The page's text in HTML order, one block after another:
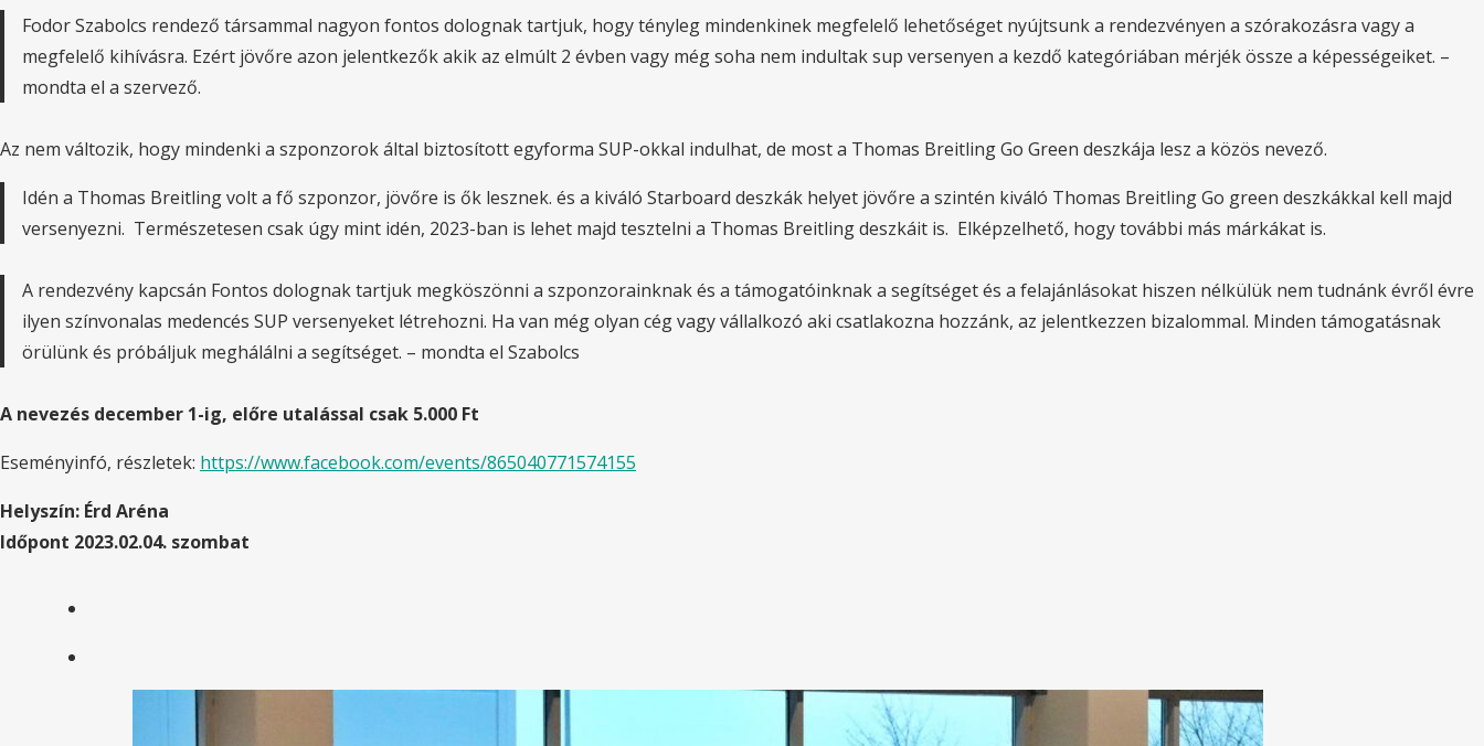
Fodor Szabolcs rendező társammal nagyon fontos dolognak tartjuk, hogy tényleg mindenkinek megfelelő lehetőséget nyújtsunk a rendezvényen a szórakozásra vagy a
megfelelő kihívásra. Ezért jövőre azon jelentkezők akik az elmúlt 2 évben vagy még soha nem indultak sup versenyen a kezdő kategóriában mérjék össze a képességeiket. –
mondta el a szervező.
Az nem változik, hogy mindenki a szponzorok által biztosított egyforma SUP-okkal indulhat, de most a Thomas Breitling Go Green deszkája lesz a közös nevező.
Idén a Thomas Breitling volt a fő szponzor, jövőre is ők lesznek. és a kiváló Starboard deszkák helyet jövőre a szintén kiváló Thomas Breitling Go green deszkákkal kell majd
versenyezni. Természetesen csak úgy mint idén, 2023-ban is lehet majd tesztelni a Thomas Breitling deszkáit is. Elképzelhető, hogy további más márkákat is.
A rendezvény kapcsán Fontos dolognak tartjuk megköszönni a szponzorainknak és a támogatóinknak a segítséget és a felajánlásokat hiszen nélkülük nem tudnánk évről évre
ilyen színvonalas medencés SUP versenyeket létrehozni. Ha van még olyan cég vagy vállalkozó aki csatlakozna hozzánk, az jelentkezzen bizalommal. Minden támogatásnak
örülünk és próbáljuk meghálálni a segítséget. – mondta el Szabolcs
A nevezés december 1-ig, előre utalással csak 5.000 Ft
Eseményinfó, részletek: https://www.facebook.com/events/865040771574155
Helyszín: Érd Aréna
Időpont 2023.02.04. szombat